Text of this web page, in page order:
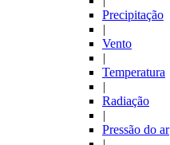
Precipitação
|
Vento
|
Temperatura
|
Radiação
|
Pressão do ar